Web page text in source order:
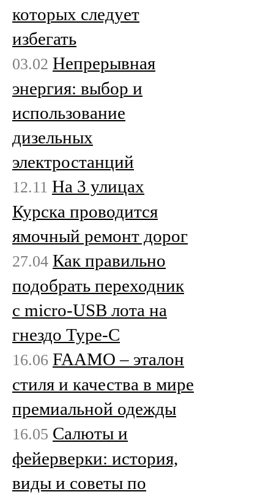
которых следует
избегать
03.02 Непрерывная
энергия: выбор и
использование
дизельных
электростанций
12.11 На 3 улицах
Курска проводится
ямочный ремонт дорог
27.04 Как правильно
подобрать переходник
с micro-USB лота на
гнездо Type-C
16.06 FAAMO – эталон
стиля и качества в мире
премиальной одежды
16.05 Салюты и
фейерверки: история,
виды и советы по